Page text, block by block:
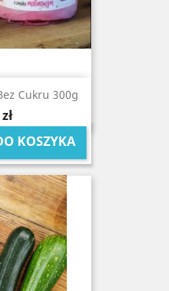
Cukru 300g
KOSZYKA